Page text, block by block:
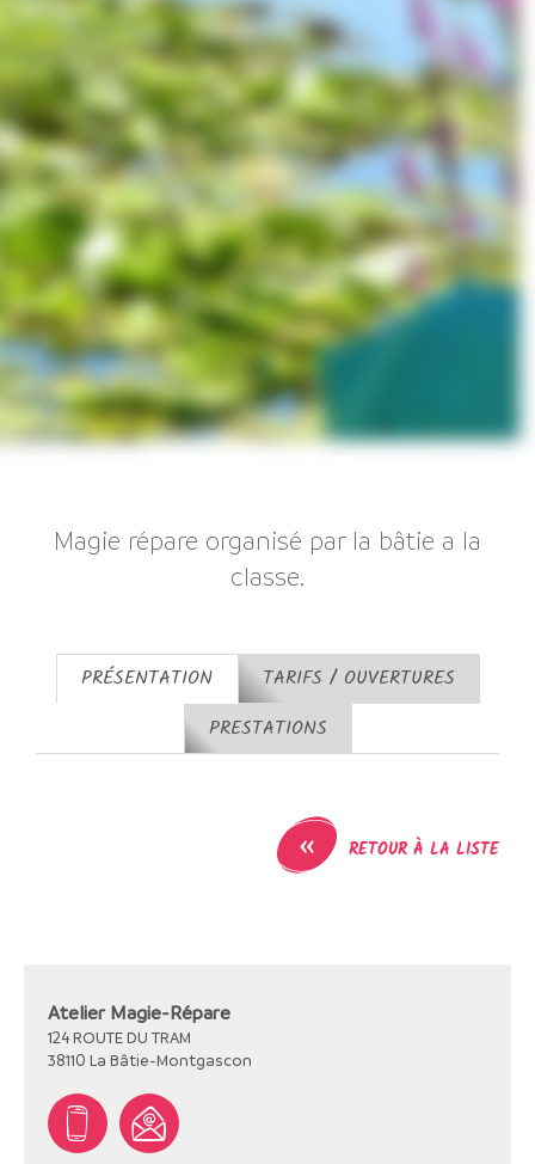
Magie répare organisé par la bâtie a la
classe.
PRÉSENTATION
TARIFS / OUVERTURES
PRESTATIONS
« RETOUR À LA LISTE
Atelier Magie-Répare
124 ROUTE DU TRAM
38110 La Bâtie-Montgascon